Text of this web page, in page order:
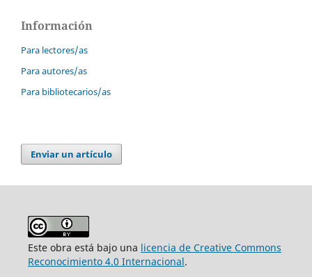
Información
Para lectores/as
Para autores/as
Para bibliotecarios/as
Enviar un artículo
Este obra está bajo una licencia de Creative Commons
Reconocimiento 4.0 Internacional.